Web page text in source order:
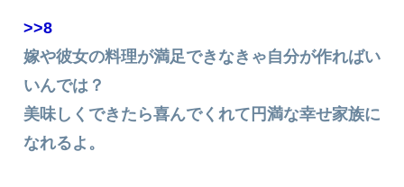
>>8
嫁や彼女の料理が満足できなきゃ自分が作ればい
いんでは？
美味しくできたら喜んでくれて円満な幸せ家族に
なれるよ。